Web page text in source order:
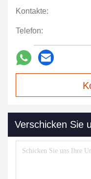
Kontakte:
Telefon:
Verschicken Sie